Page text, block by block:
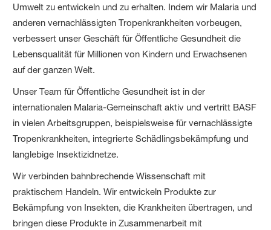
Umwelt zu entwickeln und zu erhalten. Indem wir Malaria und
anderen vernachlässigten Tropenkrankheiten vorbeugen,
verbessert unser Geschäft für Öffentliche Gesundheit die
Lebensqualität für Millionen von Kindern und Erwachsenen
auf der ganzen Welt.
Unser Team für Öffentliche Gesundheit ist in der
internationalen Malaria-Gemeinschaft aktiv und vertritt BASF
in vielen Arbeitsgruppen, beispielsweise für vernachlässigte
Tropenkrankheiten, integrierte Schädlingsbekämpfung und
langlebige Insektizidnetze.
Wir verbinden bahnbrechende Wissenschaft mit
praktischem Handeln. Wir entwickeln Produkte zur
Bekämpfung von Insekten, die Krankheiten übertragen, und
bringen diese Produkte in Zusammenarbeit mit